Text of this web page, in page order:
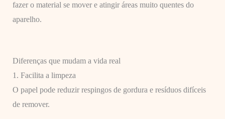
fazer o material se mover e atingir áreas muito quentes do
aparelho.
Diferenças que mudam a vida real
1. Facilita a limpeza
O papel pode reduzir respingos de gordura e resíduos difíceis
de remover.